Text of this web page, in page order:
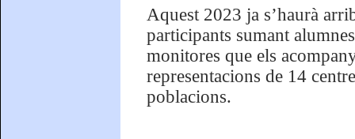
Aquest 2023 ja s’haurà
participants sumant
monitores que els
representacions de 14
poblacions.